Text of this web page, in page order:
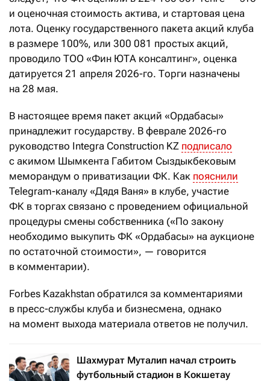
и оценочная стоимость актива, и стартовая цена
лота. Оценку государственного пакета акций клуба
в размере 100%, или 300 081 простых акций,
проводило ТОО «Фин ЮТА консалтинг», оценка
датируется 21 апреля 2026-го. Торги назначены
на 28 мая.
В настоящее время пакет акций «Ордабасы»
принадлежит государству. В феврале 2026-го
руководство Integra Construction KZ подписало
с акимом Шымкента Габитом Сыздыкбековым
меморандум о приватизации ФК. Как пояснили
Telegram-каналу «Дядя Ваня» в клубе, участие
ФК в торгах связано с проведением официальной
процедуры смены собственника («По закону
необходимо выкупить ФК «Ордабасы» на аукционе
по остаточной стоимости», — говорится
в комментарии).
Forbes Kazakhstan обратился за комментариями
в пресс-службы клуба и бизнесмена, однако
на момент выхода материала ответов не получил.
Шахмурат Муталип начал строить
футбольный стадион в Кокшетау